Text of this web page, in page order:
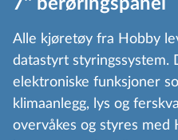
Alle kjøretøy fra Hobby
datastyrt styringssystem.
elektroniske funksjoner
klimaanlegg, lys og
overvåkes og styres med